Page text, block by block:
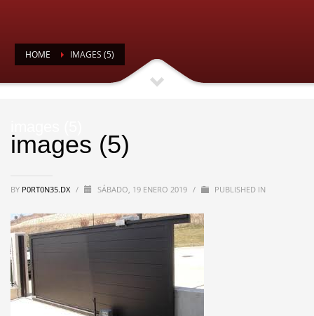
HOME IMAGES (5)
images (5)
BY P0RT0N35.DX / SÁBADO, 19 ENERO 2019 / PUBLISHED IN